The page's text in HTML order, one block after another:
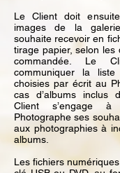
Le Client doit
images de la
souhaite recevoir en
tirage papier, selon les
commandée. Le
communiquer la liste
choisies par écrit au
cas d’albums inclus
Client s’engage à
Photographe ses
aux photographies à
albums.
Les fichiers